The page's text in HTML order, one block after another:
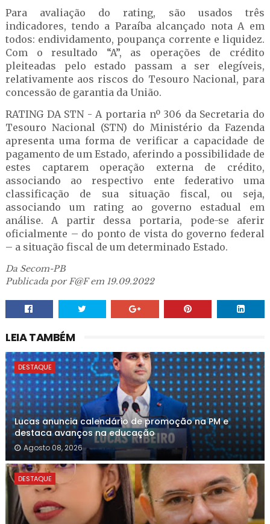
Para avaliação do rating, são usados três
indicadores, tendo a Paraíba alcançado nota A em
todos: endividamento, poupança corrente e liquidez.
Com o resultado “A”, as operações de crédito
pleiteadas pelo estado passam a ser elegíveis,
relativamente aos riscos do Tesouro Nacional, para
concessão de garantia da União.
RATING DA STN - A portaria nº 306 da Secretaria do
Tesouro Nacional (STN) do Ministério da Fazenda
apresenta uma forma de verificar a capacidade de
pagamento de um Estado, aferindo a possibilidade de
estes captarem operação externa de crédito,
associando ao respectivo ente federativo uma
classificação de sua situação fiscal, ou seja,
associando um rating ao governo estadual em
análise. A partir dessa portaria, pode-se aferir
oficialmente – do ponto de vista do governo federal
– a situação fiscal de um determinado Estado.
Da Secom-PB
Publicada por F@F em 19.09.2022
LEIA TAMBÉM
DESTAQUE
Lucas anuncia calendário de promoção na PM e
destaca avanços na educação
Agosto 08, 2026
DESTAQUE